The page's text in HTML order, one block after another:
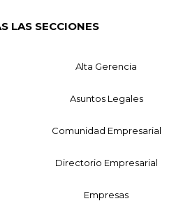
LAS SECCIONES
Alta Gerencia
Asuntos Legales
Comunidad Empresarial
Directorio Empresarial
Empresas